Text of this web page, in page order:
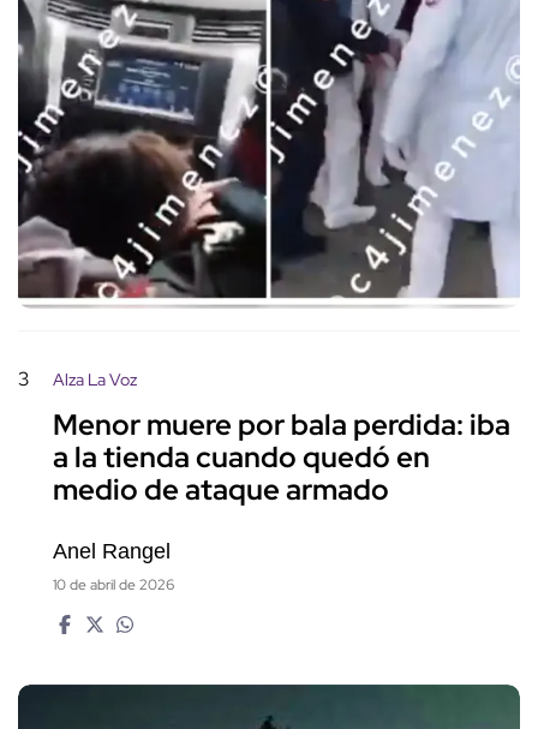
3 Alza La Voz
Menor muere por bala perdida: iba
a la tienda cuando quedó en
medio de ataque armado
Anel Rangel
10 de abril de 2026